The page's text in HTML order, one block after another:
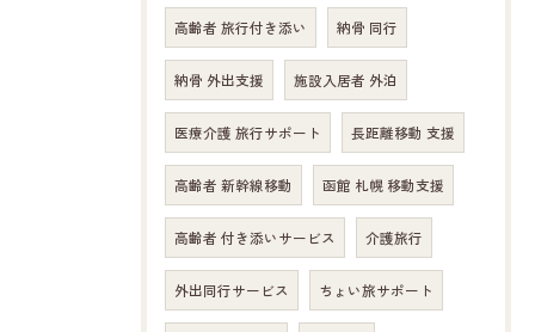
高齢者 旅行付き添い 納骨 同行
納骨 外出支援 施設入居者 外泊
医療介護 旅行サポート 長距離移動 支援
高齢者 新幹線移動 函館 札幌 移動支援
高齢者 付き添いサービス 介護旅行
外出同行サービス ちょい旅サポート